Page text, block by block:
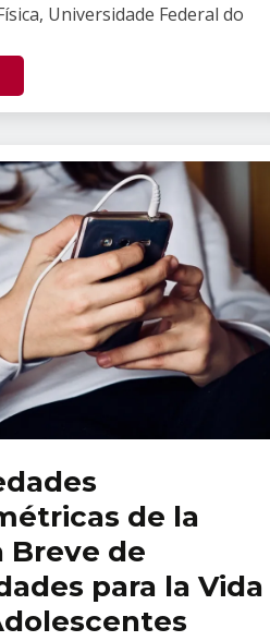
Universidade Federal do
de la
Breve de
para la Vida